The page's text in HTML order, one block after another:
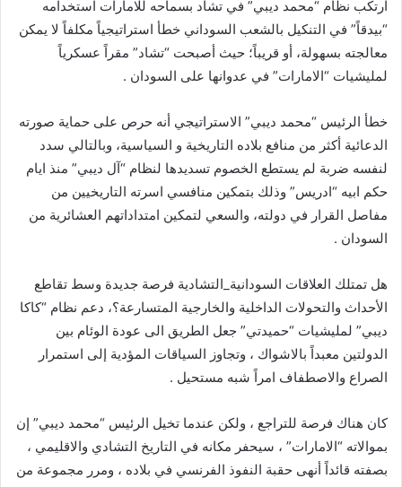
ارتكب نظام “محمد ديبي” في تشاد بسماحه للامارات استخدامه
“بيدقاً” في التنكيل بالشعب السوداني خطأ استراتيجياً مكلفاً لا يمكن
معالجته بسهولة، أو قريباً؛ حيث أصبحت “تشاد” مقراً عسكرياً
لمليشيات “الامارات” في عدوانها على السودان .
خطأ الرئيس “محمد ديبي” الاستراتيجي أنه حرص على حماية صورته
الدعائية أكثر من منافع بلاده التاريخية و السياسية، وبالتالي سدد
لنفسه ضربة لم يستطع الخصوم تسديدها لنظام “آل ديبي” منذ ايام
حكم ابيه “ادريس” وذلك بتمكين منافسي اسرته التاريخيين من
مفاصل القرار في دولته، والسعي لتمكين امتداداتهم العشائرية من
السودان .
هل تمتلك العلاقات السودانية_التشادية فرصة جديدة وسط تقاطع
الأحداث والتحولات الداخلية والخارجية المتسارعة؟، دعم نظام “كاكا
ديبي” لمليشيات “حميدتي” جعل الطريق الى عودة الوئام بين
الدولتين معبداً بالاشواك ، وتجاوز السياقات المؤدية إلى استمرار
الصراع والاصطفاف امراً شبه مستحيل .
كان هناك فرصة للتراجع ، ولكن عندما تخيل الرئيس “محمد ديبي” إن
بموالاته “الامارات” ، سيحفر مكانه في التاريخ التشادي والاقليمي ،
بصفته قائداً أنهى حقبة النفوذ الفرنسي في بلاده ، ومرر مجموعة من